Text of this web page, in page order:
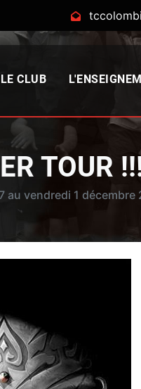
LE CLUB
TOUR
au vendredi 1 décembre